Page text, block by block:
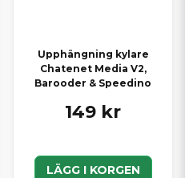
Upphängning kylare
Chatenet Media V2,
Barooder & Speedino
149 kr
LÄGG I KORGEN